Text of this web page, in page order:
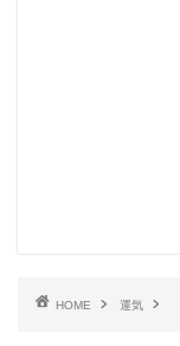
HOME 運気